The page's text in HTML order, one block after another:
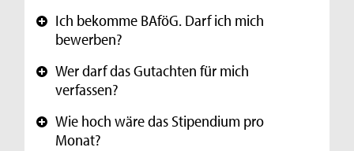
+ Ich bekomme BAföG. Darf ich mich
bewerben?
+ Wer darf das Gutachten für mich
verfassen?
+ Wie hoch wäre das Stipendium pro
Monat?